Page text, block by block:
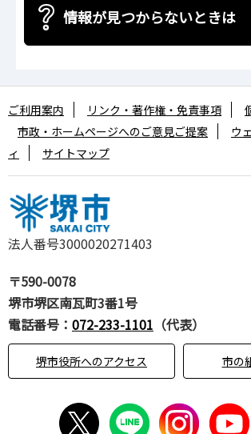
情報が見つからないときは
法人番号3000020271403
〒590-0078
堺市堺区南瓦町3番1号
電話番号： 072-233-1101 （代表）
堺市役所へのアクセス 市の
ご利用案内 リンク・著作権・免責事項
市政・ホームページへのご意見ご提案
ウ
ィ
サイトマップ